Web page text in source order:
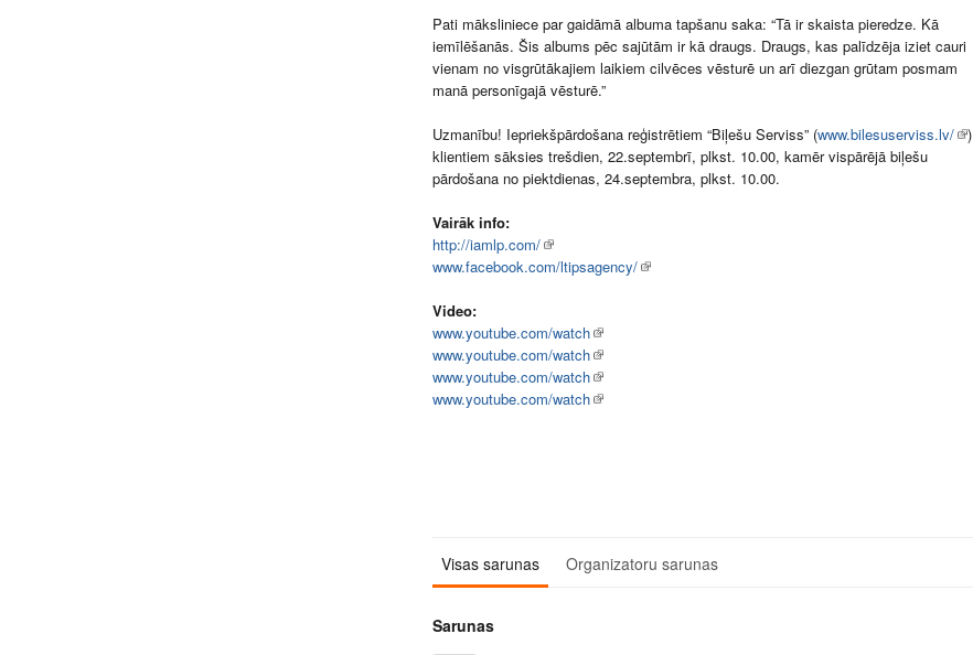
Pati māksliniece par gaidāmā albuma tapšanu saka: “Tā ir skaista pieredze. Kā
iemīlēšanās. Šis albums pēc sajūtām ir kā draugs. Draugs, kas palīdzēja iziet cauri
vienam no visgrūtākajiem laikiem cilvēces vēsturē un arī diezgan grūtam posmam
manā personīgajā vēsturē.”
Uzmanību! Iepriekšpārdošana reģistrētiem “Biļešu Serviss” (www.bilesuserviss.lv/
)
klientiem sāksies trešdien, 22.septembrī, plkst. 10.00, kamēr vispārējā biļešu
pārdošana no piektdienas, 24.septembra, plkst. 10.00.
Vairāk info:
http://iamlp.com/
www.facebook.com/ltipsagency/
Video:
www.youtube.com/watch
www.youtube.com/watch
www.youtube.com/watch
www.youtube.com/watch
Visas sarunas Organizatoru sarunas
Sarunas